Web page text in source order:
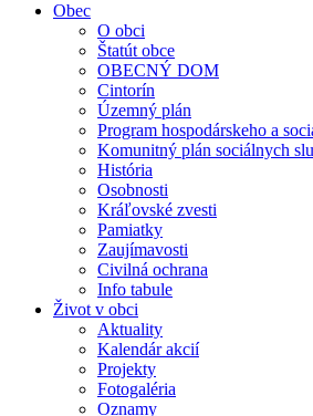
Obec
O obci
Štatút obce
OBECNÝ DOM
Cintorín
Územný plán
Program hospodárskeho a
Komunitný plán sociálnych
História
Osobnosti
Kráľovské zvesti
Pamiatky
Zaujímavosti
Civilná ochrana
Info tabule
Život v obci
Aktuality
Kalendár akcií
Projekty
Fotogaléria
Oznamy